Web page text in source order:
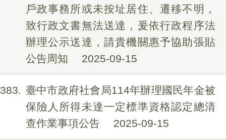
戶政事務所或未按址居住、遷移不明，
致行政文書無法送達，爰依行政程序法
辦理公示送達，請貴機關惠予協助張貼
公告周知
2025-09-15
383
臺中市政府社會局114年辦理國民年金被
保險人所得未達一定標準資格認定總清
查作業事項公告
2025-09-15